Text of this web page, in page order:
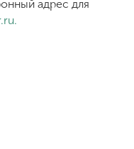
адрес для
.